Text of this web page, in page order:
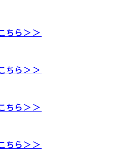
ちら＞＞
ちら＞＞
ちら＞＞
ちら＞＞